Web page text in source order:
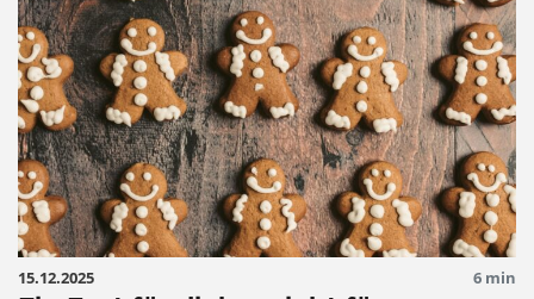
15.12.2025 6 min